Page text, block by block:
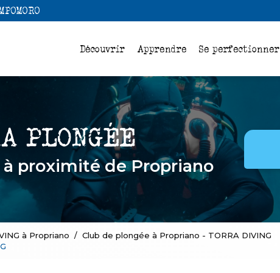
Découvrir Apprendre Se perfectionner
à proximité de Propriano
à Propriano
Club de plongée à Propriano - TORRA DIVING